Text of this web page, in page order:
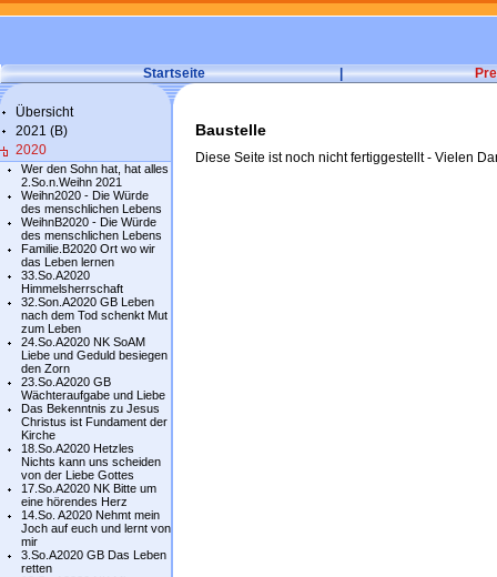
Startseite |
Übersicht
2021 (B)
2020
Wer den Sohn hat, hat alles
2.So.n.Weihn 2021
Weihn2020 - Die Würde
des menschlichen Lebens
WeihnB2020 - Die Würde
des menschlichen Lebens
Familie.B2020 Ort wo wir
das Leben lernen
33.So.A2020
Himmelsherrschaft
32.Son.A2020 GB Leben
nach dem Tod schenkt Mut
zum Leben
24.So.A2020 NK SoAM
Liebe und Geduld besiegen
den Zorn
23.So.A2020 GB
Wächteraufgabe und Liebe
Das Bekenntnis zu Jesus
Christus ist Fundament der
Kirche
18.So.A2020 Hetzles
Nichts kann uns scheiden
von der Liebe Gottes
17.So.A2020 NK Bitte um
eine hörendes Herz
14.So. A2020 Nehmt mein
Joch auf euch und lernt von
mir
3.So.A2020 GB Das Leben
retten
Baustelle
Diese Seite ist noch nicht fertiggestellt - Vielen